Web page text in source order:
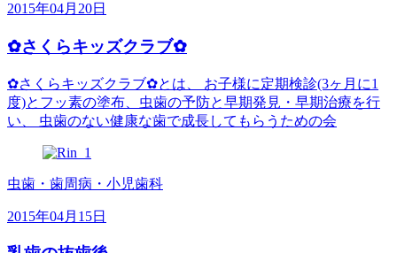
2015年04月20日
✿さくらキッズクラブ✿
✿さくらキッズクラブ✿とは、 お子様に定期検診(3ヶ月に1
度)とフッ素の塗布、虫歯の予防と早期発見・早期治療を行
い、 虫歯のない健康な歯で成長してもらうための会
虫歯・歯周病・小児歯科
2015年04月15日